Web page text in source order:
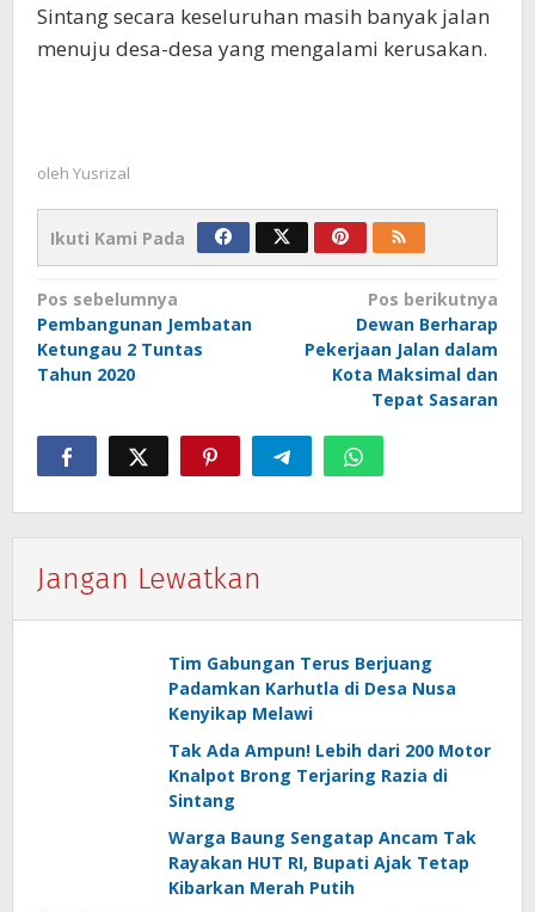
Sintang secara keseluruhan masih banyak jalan
menuju desa-desa yang mengalami kerusakan.
oleh Yusrizal
Ikuti Kami Pada
Navigasi
pos
Pos sebelumnya
Pembangunan Jembatan
Ketungau 2 Tuntas
Tahun 2020
Pos berikutnya
Dewan Berharap
Pekerjaan Jalan dalam
Kota Maksimal dan
Tepat Sasaran
Jangan Lewatkan
Tim Gabungan Terus Berjuang
Padamkan Karhutla di Desa Nusa
Kenyikap Melawi
Tak Ada Ampun! Lebih dari 200 Motor
Knalpot Brong Terjaring Razia di
Sintang
Warga Baung Sengatap Ancam Tak
Rayakan HUT RI, Bupati Ajak Tetap
Kibarkan Merah Putih